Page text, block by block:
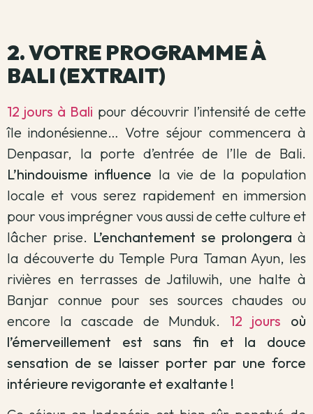
2. VOTRE PROGRAMME À
BALI (EXTRAIT)
12 jours à Bali pour découvrir l’intensité de cette
île indonésienne… Votre séjour commencera à
Denpasar, la porte d’entrée de l’Ile de Bali.
L’hindouisme influence la vie de la population
locale et vous serez rapidement en immersion
pour vous imprégner vous aussi de cette culture et
lâcher prise. L’enchantement se prolongera à
la découverte du Temple Pura Taman Ayun, les
rivières en terrasses de Jatiluwih, une halte à
Banjar connue pour ses sources chaudes ou
encore la cascade de Munduk. 12 jours où
l’émerveillement est sans fin et la douce
sensation de se laisser porter par une force
intérieure revigorante et exaltante !